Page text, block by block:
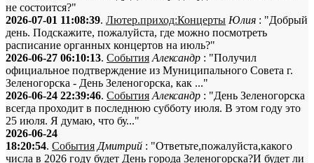
не состоится?"
2026-07-01 11:08:39. Лютер.приход:Концерты Юлия : "Добрый
день. Подскажите, пожалуйста, где можно посмотреть
расписание органных концертов на июль?"
2026-06-27 06:10:13. События Александр : "Получил
официальное подтверждение из Муниципального Совета г.
Зеленогорска - День Зеленогорска, как ..."
2026-06-24 22:39:46. События Александр : "День Зеленогорска
всегда проходит в последнюю субботу июля. В этом году это
25 июля. Я думаю, что бу..."
2026-06-24
18:20:54. События Дмитрий : "Ответьте,пожалуйста,какого
числа в 2026 году будет День города Зеленогорска?И будет ли